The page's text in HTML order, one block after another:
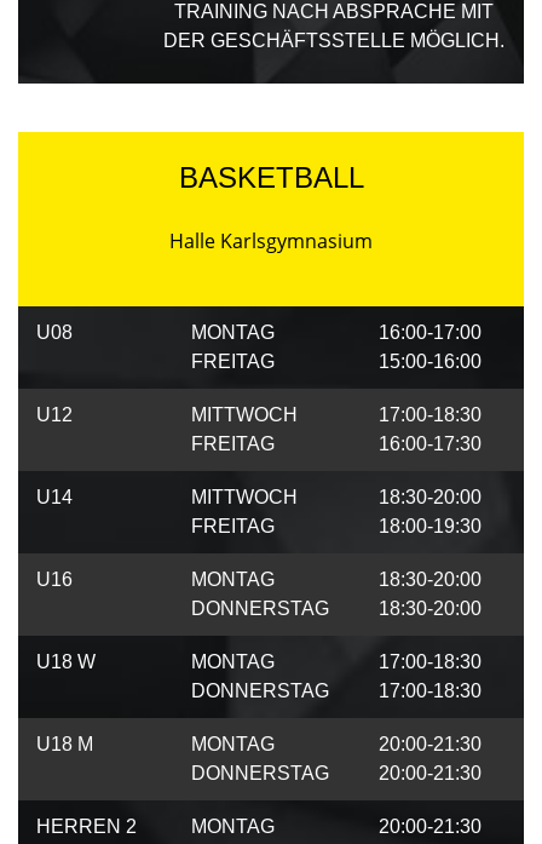
TRAINING NACH ABSPRACHE MIT
DER GESCHÄFTSSTELLE MÖGLICH.
BASKETBALL
Halle Karlsgymnasium
U08
MONTAG
FREITAG
16:00-17:00
15:00-16:00
U12
MITTWOCH
FREITAG
17:00-18:30
16:00-17:30
U14
MITTWOCH
FREITAG
18:30-20:00
18:00-19:30
U16
MONTAG
DONNERSTAG
18:30-20:00
18:30-20:00
U18 W
MONTAG
DONNERSTAG
17:00-18:30
17:00-18:30
U18 M
MONTAG
DONNERSTAG
20:00-21:30
20:00-21:30
HERREN 2
MONTAG
20:00-21:30